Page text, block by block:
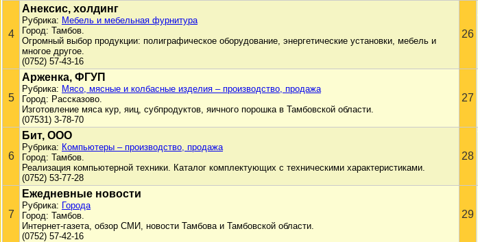
4
Анексис, холдинг
Рубрика: Мебель и мебельная фурнитура
Город: Тамбов.
Огромный выбор продукции: полиграфическое оборудование, энергетические установки, мебель и
многое другое.
(0752) 57-43-16
26
5
Арженка, ФГУП
Рубрика: Мясо, мясные и колбасные изделия – производство, продажа
Город: Рассказово.
Изготовление мяса кур, яиц, субпродуктов, яичного порошка в Тамбовской области.
(07531) 3-78-70
27
6
Бит, ООО
Рубрика: Компьютеры – производство, продажа
Город: Тамбов.
Реализация компьютерной техники. Каталог комплектующих с техническими характеристиками.
(0752) 53-77-28
28
7
Ежедневные новости
Рубрика: Города
Город: Тамбов.
Интернет-газета, обзор СМИ, новости Тамбова и Тамбовской области.
(0752) 57-42-16
29